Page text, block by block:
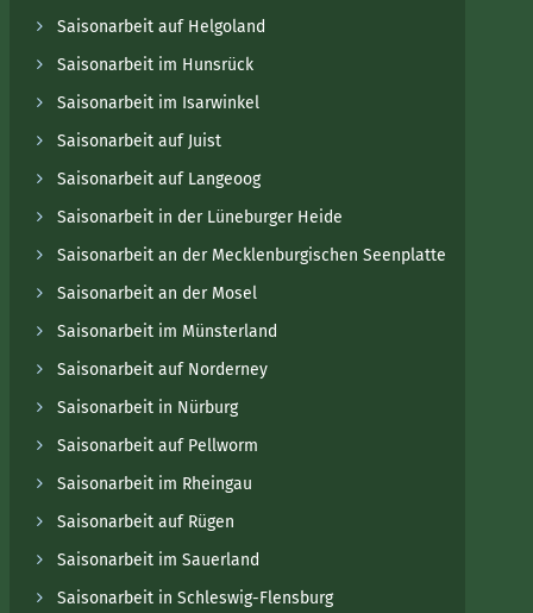
Saisonarbeit auf Helgoland
Saisonarbeit im Hunsrück
Saisonarbeit im Isarwinkel
Saisonarbeit auf Juist
Saisonarbeit auf Langeoog
Saisonarbeit in der Lüneburger Heide
Saisonarbeit an der Mecklenburgischen Seenplatte
Saisonarbeit an der Mosel
Saisonarbeit im Münsterland
Saisonarbeit auf Norderney
Saisonarbeit in Nürburg
Saisonarbeit auf Pellworm
Saisonarbeit im Rheingau
Saisonarbeit auf Rügen
Saisonarbeit im Sauerland
Saisonarbeit in Schleswig-Flensburg